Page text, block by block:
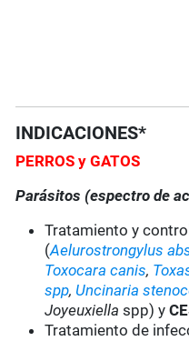
INDICACIONES*
PERROS y GATOS
Parásitos (espectro de
Tratamiento y
(Aelurostrongylus
Toxocara canis,
spp, Uncinaria
Joyeuxiellaspp) y
Tratamiento de